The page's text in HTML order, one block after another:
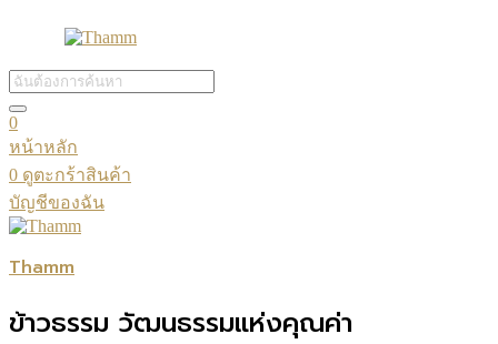
0
หน้าหลัก
0 ดูตะกร้าสินค้า
บัญชีของฉัน
Thamm
ข้าวธรรม วัฒนธรรมแห่งคุณค่า